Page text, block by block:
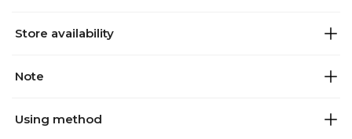
Store availability
Note
Using method